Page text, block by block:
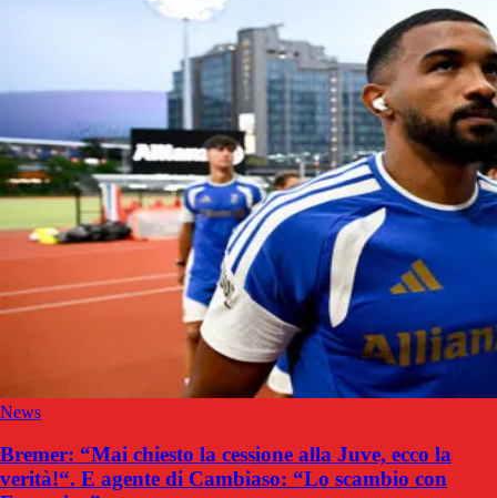
News
Bremer: “Mai chiesto la cessione alla Juve, ecco la
verità!“. E agente di Cambiaso: “Lo scambio con